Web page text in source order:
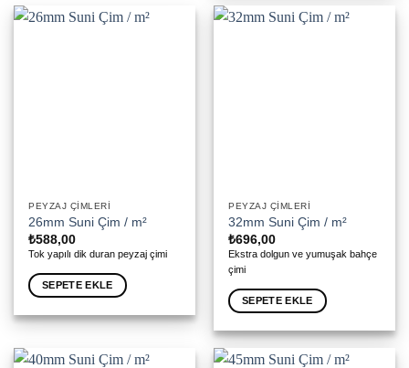
PEYZAJ ÇIMLERI
26mm Suni Çim / m²
₺588,00
Tok yapılı dik duran peyzaj çimi
SEPETE EKLE
PEYZAJ ÇIMLERI
32mm Suni Çim / m²
₺696,00
Ekstra dolgun ve yumuşak bahçe
çimi
SEPETE EKLE